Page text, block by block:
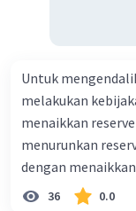
Untuk
melakukan
menaikkan
menurunkan
dengan
dengan
36 0.0